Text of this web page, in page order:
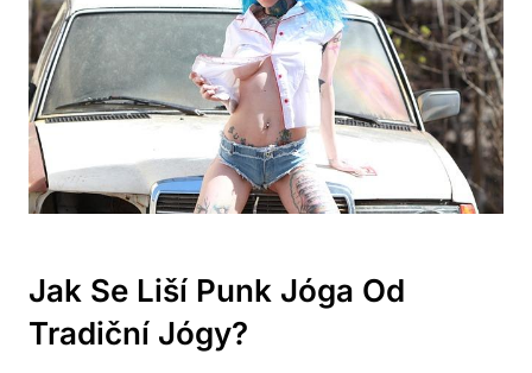
Jak ‍se ​liší Punk Jóga Od
Tradiční Jógy?